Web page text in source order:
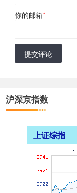
你的邮箱*
提交评论
沪深京指数
上证综指